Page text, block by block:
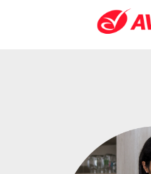
Saltar al contenido principal